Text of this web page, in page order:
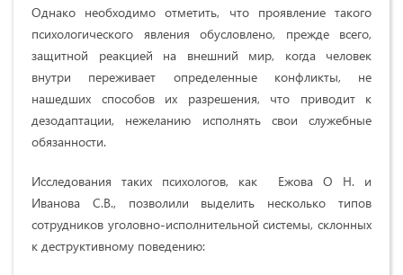
Однако необходимо отметить, что проявление такого
психологического явления обусловлено, прежде всего,
защитной реакцией на внешний мир, когда человек
внутри переживает определенные конфликты, не
нашедших способов их разрешения, что приводит к
дезодаптации, нежеланию исполнять свои служебные
обязанности.
Исследования таких психологов, как Ежова О Н. и
Иванова С.В., позволили выделить несколько типов
сотрудников уголовно-исполнительной системы, склонных
к деструктивному поведению: